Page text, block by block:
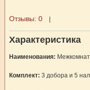
Отзывы: 0
Характеристика
Наименования:
Комплект: 3 добора и 5